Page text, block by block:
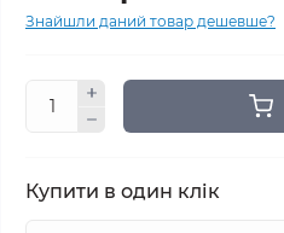
Знайшли даний товар дешевше?
Купити в один клік